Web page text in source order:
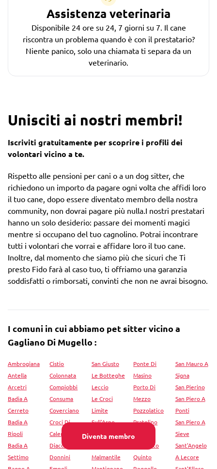
Diventa membro
Assistenza veterinaria
Disponibile 24 ore su 24, 7 giorni su 7. Il cane
riscontra un problema quando è con il prestatario?
Niente panico, solo una chiamata ti separa da un
veterinario.
Unisciti ai nostri membri!
Iscriviti gratuitamente per scoprire i profili dei
volontari vicino a te.
Rispetto alle pensioni per cani o a un dog sitter, che
richiedono un importo da pagare ogni volta che affidi loro
il tuo cane, dopo essere diventato membro della nostra
community, non dovrai pagare più nulla.I nostri prestatari
hanno un solo desiderio: passare dei momenti magici
mentre si occupano del tuo cagnolino. Potrai incontrare
tutti i volontari che vorrai e affidare loro il tuo cane.
Inoltre, dal momento che siamo più che sicuri che Ti
presto Fido farà al caso tuo, ti offriamo una garanzia
soddisfatti o rimborsati, convinti che non ne avrai bisogno.
I comuni in cui abbiamo pet sitter vicino a
Gagliano Di Mugello :
Ambrogiana
Antella
Arcetri
Badia A
Cerreto
Badia A
Ripoli
Badia A
Settimo
Cistio
Colonnata
Compiobbi
Consuma
Coverciano
Croci Di
Calenzano
Diacceto
Donnini
San Giusto
Le Botteghe
Leccio
Le Croci
Limite
Sull'Arno
Londa
Malmantile
Ponte Di
Masino
Porto Di
Mezzo
Pozzolatico
Pratolino
Querceto
Quinto
San Mauro A
Signa
San Pierino
San Piero A
Ponti
San Piero A
Sieve
Sant'Angelo
A Lecore